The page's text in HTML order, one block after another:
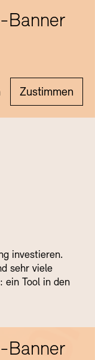
Banner
Zustimmen
investieren.
sehr viele
ein Tool in den
Banner